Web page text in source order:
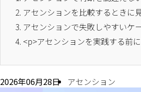
2. アセンションを比較するときに
3. アセンションで失敗しやすいケ
4. <p>アセンションを実践する前
2026年06月28日 アセンション